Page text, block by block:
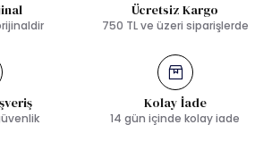
Ücretsiz Kargo
750 TL ve üzeri siparişlerde
Kolay İade
14 gün içinde kolay iade